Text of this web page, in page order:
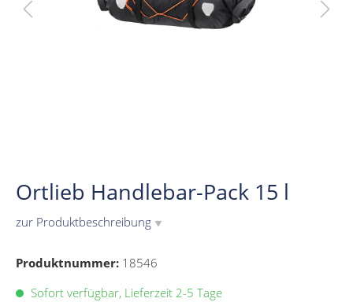
Ortlieb Handlebar-Pack 15 l
zur Produktbeschreibung ▼
Produktnummer: 18546
Sofort verfügbar, Lieferzeit 2-5 Tage